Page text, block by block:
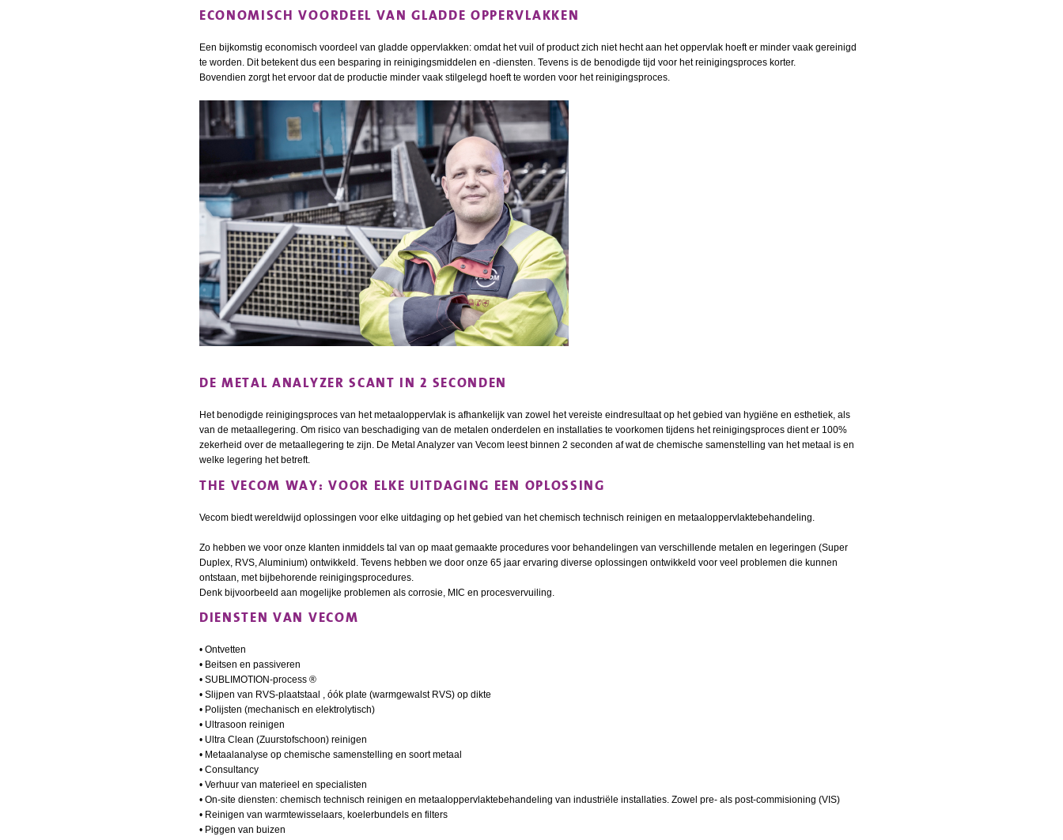
ECONOMISCH VOORDEEL VAN GLADDE OPPERVLAKKEN
Een bijkomstig economisch voordeel van gladde oppervlakken: omdat het vuil of product zich niet hecht aan het oppervlak hoeft er minder vaak gereinigd
te worden. Dit betekent dus een besparing in reinigingsmiddelen en -diensten. Tevens is de benodigde tijd voor het reinigingsproces korter.
Bovendien zorgt het ervoor dat de productie minder vaak stilgelegd hoeft te worden voor het reinigingsproces.
DE METAL ANALYZER SCANT IN 2 SECONDEN
Het benodigde reinigingsproces van het metaaloppervlak is afhankelijk van zowel het vereiste eindresultaat op het gebied van hygiëne en esthetiek, als
van de metaallegering. Om risico van beschadiging van de metalen onderdelen en installaties te voorkomen tijdens het reinigingsproces dient er 100%
zekerheid over de metaallegering te zijn. De Metal Analyzer van Vecom leest binnen 2 seconden af wat de chemische samenstelling van het metaal is en
welke legering het betreft.
THE VECOM WAY: VOOR ELKE UITDAGING EEN OPLOSSING
Vecom biedt wereldwijd oplossingen voor elke uitdaging op het gebied van het chemisch technisch reinigen en metaaloppervlaktebehandeling.
Zo hebben we voor onze klanten inmiddels tal van op maat gemaakte procedures voor behandelingen van verschillende metalen en legeringen (Super
Duplex, RVS, Aluminium) ontwikkeld. Tevens hebben we door onze 65 jaar ervaring diverse oplossingen ontwikkeld voor veel problemen die kunnen
ontstaan, met bijbehorende reinigingsprocedures.
Denk bijvoorbeeld aan mogelijke problemen als corrosie, MIC en procesvervuiling.
DIENSTEN VAN VECOM
• Ontvetten
• Beitsen en passiveren
• SUBLIMOTION-process ®
• Slijpen van RVS-plaatstaal , óók plate (warmgewalst RVS) op dikte
• Polijsten (mechanisch en elektrolytisch)
• Ultrasoon reinigen
• Ultra Clean (Zuurstofschoon) reinigen
• Metaalanalyse op chemische samenstelling en soort metaal
• Consultancy
• Verhuur van materieel en specialisten
• On-site diensten: chemisch technisch reinigen en metaaloppervlaktebehandeling van industriële installaties. Zowel pre- als post-commisioning (VIS)
• Reinigen van warmtewisselaars, koelerbundels en filters
• Piggen van buizen